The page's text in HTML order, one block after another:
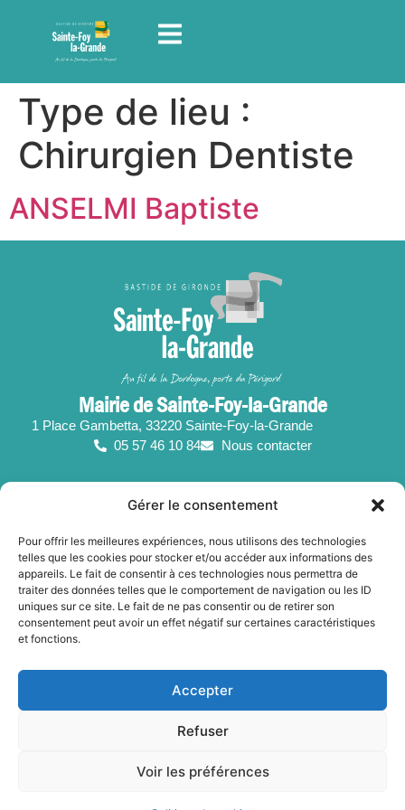
Gérer le consentement
Pour offrir les meilleures expériences, nous utilisons des technologies
telles que les cookies pour stocker et/ou accéder aux informations des
appareils. Le fait de consentir à ces technologies nous permettra de
traiter des données telles que le comportement de navigation ou les ID
uniques sur ce site. Le fait de ne pas consentir ou de retirer son
consentement peut avoir un effet négatif sur certaines caractéristiques
et fonctions.
Accepter
Refuser
Voir les préférences
principal
Type de lieu :
Chirurgien Dentiste
ANSELMI Baptiste
Mairie de Sainte-Foy-la-Grande
1 Place Gambetta, 33220 Sainte-Foy-la-Grande
05 57 46 10 84
Nous contacter
Horaires d’ouverture
Du lundi au vendredi :
de 8h30 à 12h30 et de 13h30 à 17h15
Le samedi de 8h30 à 12h30
Politique des cookies
Accessibilité
Plan du site
© 2025 - Sainte-Foy-La-Grande - Propulsé par Utopia